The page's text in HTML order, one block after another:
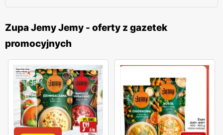
Zupa Jemy Jemy - oferty z gazetek
promocyjnych